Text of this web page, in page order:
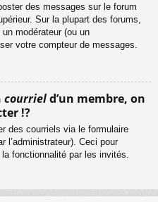
des messages sur le forum
Sur la plupart des forums,
modérateur (ou un
votre compteur de messages.
courrield’un membre, on
!?
des courriels via le formulaire
l’administrateur). Ceci pour
fonctionnalité par les invités.